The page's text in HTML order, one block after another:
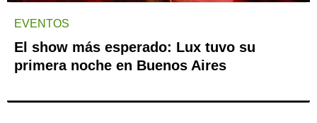
EVENTOS
El show más esperado: Lux tuvo su
primera noche en Buenos Aires